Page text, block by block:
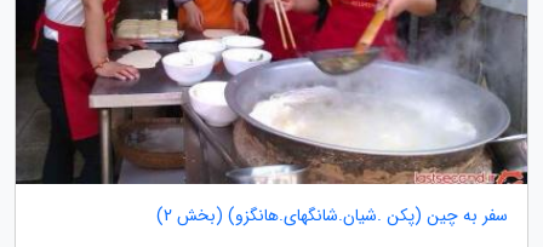
سفر به چین (پکن .شیان.شانگهای.هانگزو) (بخش 2)